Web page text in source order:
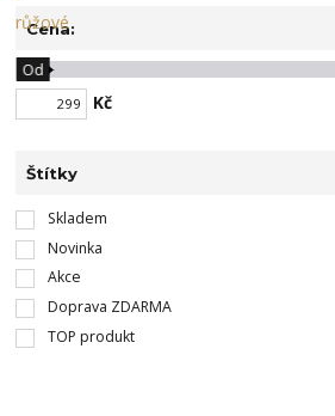
Cena:
Kč
Od
Štítky
Skladem
Novinka
Akce
Doprava ZDARMA
TOP produkt